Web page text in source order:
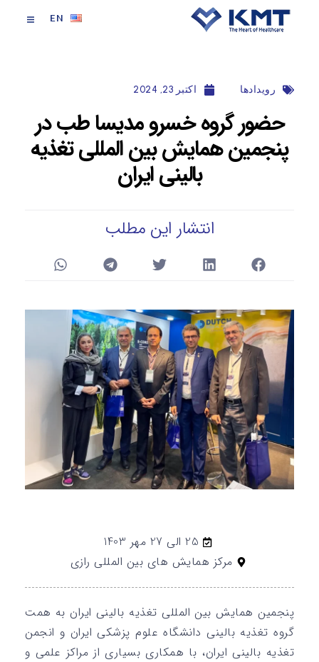
EN
رویداد‌ها اکتبر 23, 2024
حضور گروه خسرو مدیسا طب در
پنجمین همایش بین المللی تغذیه
بالینی ایران
انتشار این مطلب
25 الی 27 مهر 1403
مرکز همایش های بین المللی رازی
پنجمین همایش بین المللی تغذیه بالینی ایران به همت
گروه تغذیه بالینی دانشگاه علوم پزشکی ایران و انجمن
تغذیه بالینی ایران، با همکاری بسیاری از مراکز علمی و